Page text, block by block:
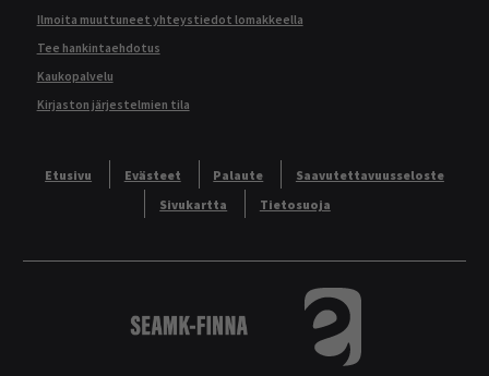
Ilmoita muuttuneet yhteystiedot lomakkeella
Tee hankintaehdotus
Kaukopalvelu
Kirjaston järjestelmien tila
Etusivu Evästeet Palaute
Saavutettavuusseloste
Sivukartta
Tietosuoja
Logo Tietokannat